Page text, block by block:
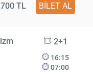
TL BİLET AL
2+1
16:15
07:00